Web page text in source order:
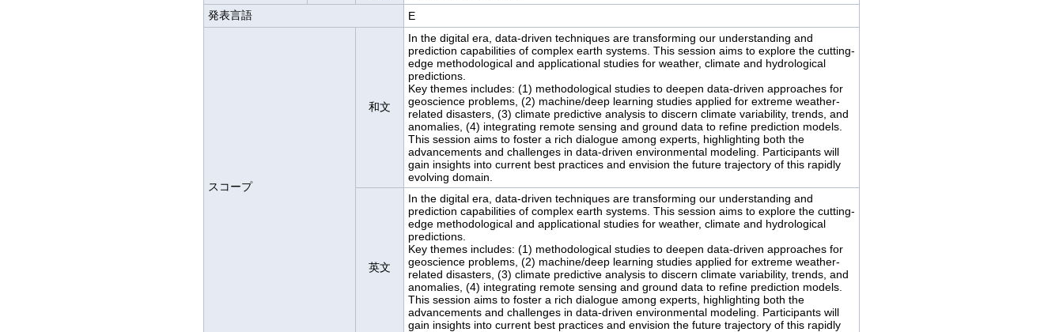
発表言語
E
スコープ
和文
In the digital era, data-driven techniques are transforming our understanding and
prediction capabilities of complex earth systems. This session aims to explore the cutting-
edge methodological and applicational studies for weather, climate and hydrological
predictions.
Key themes includes: (1) methodological studies to deepen data-driven approaches for
geoscience problems, (2) machine/deep learning studies applied for extreme weather-
related disasters, (3) climate predictive analysis to discern climate variability, trends, and
anomalies, (4) integrating remote sensing and ground data to refine prediction models.
This session aims to foster a rich dialogue among experts, highlighting both the
advancements and challenges in data-driven environmental modeling. Participants will
gain insights into current best practices and envision the future trajectory of this rapidly
英文
In the digital era, data-driven techniques are transforming our understanding and
prediction capabilities of complex earth systems. This session aims to explore the cutting-
edge methodological and applicational studies for weather, climate and hydrological
predictions.
Key themes includes: (1) methodological studies to deepen data-driven approaches for
geoscience problems, (2) machine/deep learning studies applied for extreme weather-
related disasters, (3) climate predictive analysis to discern climate variability, trends, and
anomalies, (4) integrating remote sensing and ground data to refine prediction models.
This session aims to foster a rich dialogue among experts, highlighting both the
advancements and challenges in data-driven environmental modeling. Participants will
gain insights into current best practices and envision the future trajectory of this rapidly